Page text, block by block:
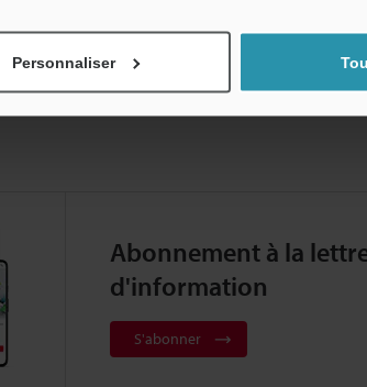
Personnaliser
Abonnement à la
d'information
S'abonner